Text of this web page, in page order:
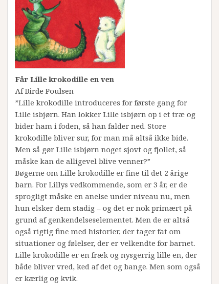
Får Lille krokodille en ven
Af Birde Poulsen
”Lille krokodille introduceres for første gang for
Lille isbjørn. Han lokker Lille isbjørn op i et træ og
bider ham i foden, så han falder ned. Store
krokodille bliver sur, for man må altså ikke bide.
Men så gør Lille isbjørn noget sjovt og fjollet, så
måske kan de alligevel blive venner?”
Bøgerne om Lille krokodille er fine til det 2 årige
barn. For Lillys vedkommende, som er 3 år, er de
sprogligt måske en anelse under niveau nu, men
hun elsker dem stadig – og det er nok primært på
grund af genkendelseselementet. Men de er altså
også rigtig fine med historier, der tager fat om
situationer og følelser, der er velkendte for barnet.
Lille krokodille er en fræk og nysgerrig lille en, der
både bliver vred, ked af det og bange. Men som også
er kærlig og kvik.